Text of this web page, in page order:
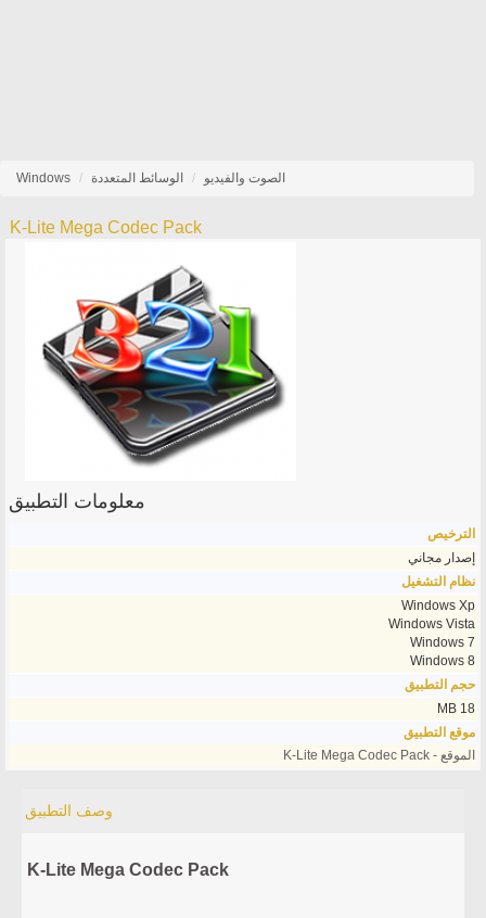
Windows الوسائط المتعددة الصوت والفيديو
K-Lite Mega Codec Pack
معلومات التطبيق
الترخيص
إصدار مجاني
نظام التشغيل
Windows Xp
Windows Vista
Windows 7
Windows 8
حجم التطبيق
18 MB
موقع التطبيق
الموقع - K-Lite Mega Codec Pack
وصف التطبيق
K-Lite Mega Codec Pack